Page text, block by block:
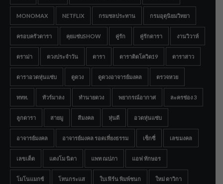
MONOMAX NETFLIX กรมชลประทาน กรมอุตุนิยมวิทยา
ครอบครัวดารา คุยแซ่บSHOW คู่รัก คู่รักดารา งานวิวาห์
ดราม่า ดวงประจำวัน ดารา ดาราติดโควิด19 ดาราสาว
ดาราอวดหุ่นแซ่บ ดูดวง ดูดวงอาจารย์มงคล ตรวจหวย
ททท. ทัวร์มาลง ทำนายดวง พยากรณ์อากาศ ละครช่อง 3
ลูกดารา สายมู สีมงคล หุ่นดี อวดหุ่นแซ่บ
อาจารย์มงคล อาจารย์มงคล รอดเที่ยงธรรม เซ็กซี่ เลขมงคล
เลขเด็ด แตงโม นิดา แพท ณปภา แอฟ ทักษอร
โมโนแมกซ์ โหนกระแส ใบเฟิร์น พิมพ์ชนก ใหม่ ดาวิกา